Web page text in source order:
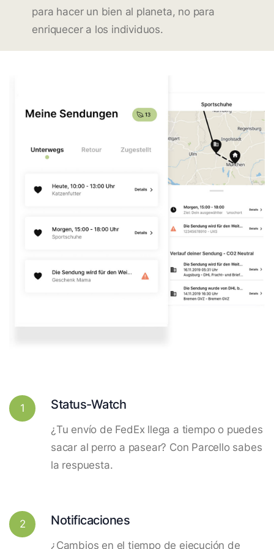
para hacer un bien al planeta, no para
enriquecer a los individuos.
1 Status-Watch
¿Tu envío de FedEx llega a tiempo o puedes
sacar al perro a pasear? Con Parcello sabes
la respuesta.
2 Notificaciones
¿Cambios en el tiempo de ejecución de